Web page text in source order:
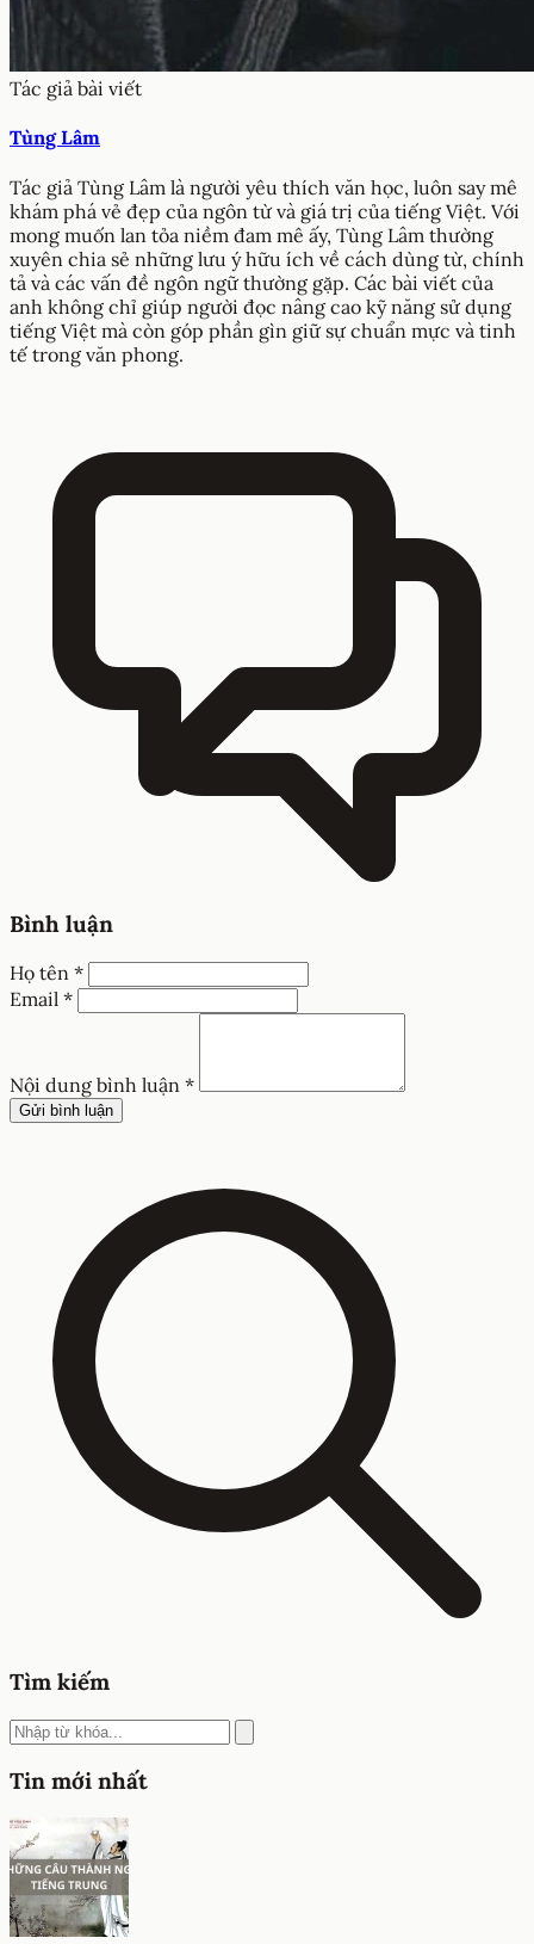
Tác giả bài viết
Tùng Lâm
Tác giả Tùng Lâm là người yêu thích văn học, luôn say mê
khám phá vẻ đẹp của ngôn từ và giá trị của tiếng Việt. Với
mong muốn lan tỏa niềm đam mê ấy, Tùng Lâm thường
xuyên chia sẻ những lưu ý hữu ích về cách dùng từ, chính
tả và các vấn đề ngôn ngữ thường gặp. Các bài viết của
anh không chỉ giúp người đọc nâng cao kỹ năng sử dụng
tiếng Việt mà còn góp phần gìn giữ sự chuẩn mực và tinh
tế trong văn phong.
Bình luận
Họ tên *
Email *
Nội dung bình luận *
Gửi bình luận
Tìm kiếm
Tin mới nhất